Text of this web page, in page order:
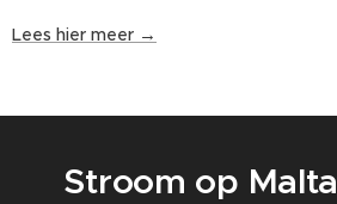
Lees hier meer →
⚡ Stroom op Malta